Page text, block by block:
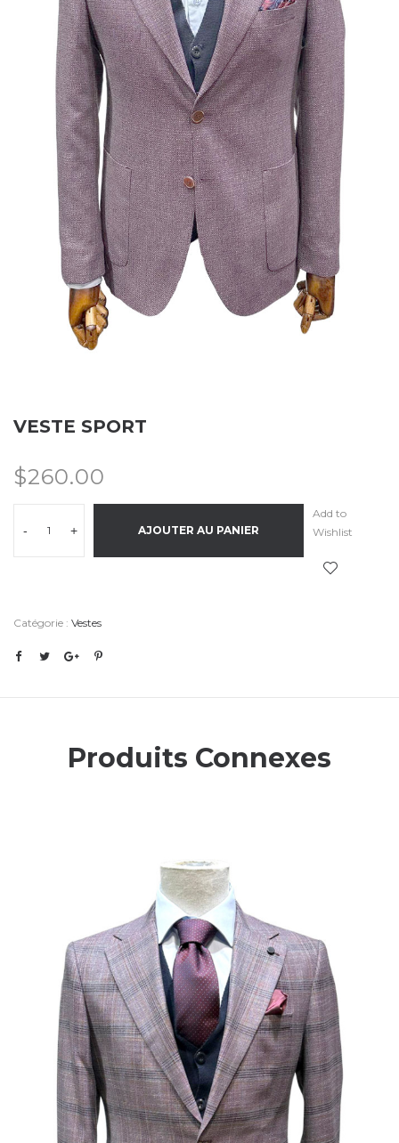
VESTE SPORT
$260.00
- + AJOUTER AU PANIER
Add to
Wishlist
Catégorie : Vestes
Produits Connexes